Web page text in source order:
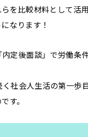
を比較材料として活
なります！
定後面談」で労働条
社会人生活の第一
す。